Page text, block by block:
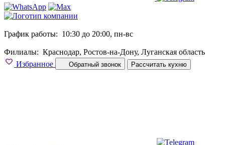
График работы: 10:30 до 20:00, пн-вс
Филиалы: Краснодар, Ростов-на-Дону, Луганская область
Избранное
Обратный звонок Рассчитать кухню